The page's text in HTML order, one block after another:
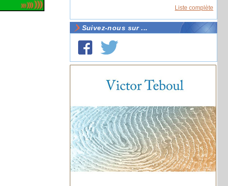
Liste complète
Suivez-nous sur ...